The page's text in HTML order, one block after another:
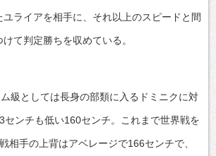
ユライアを相手に、それ以上のスピードと間
て判定勝ちを収めている。
級としては長身の部類に入るドミニクに対
センチも低い160センチ。これまで世界戦を
相手の上背はアベレージで166センチで、